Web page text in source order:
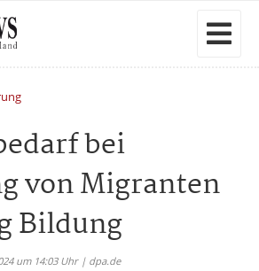
bei
von Migranten
Bildung
um 14:03 Uhr | dpa.de